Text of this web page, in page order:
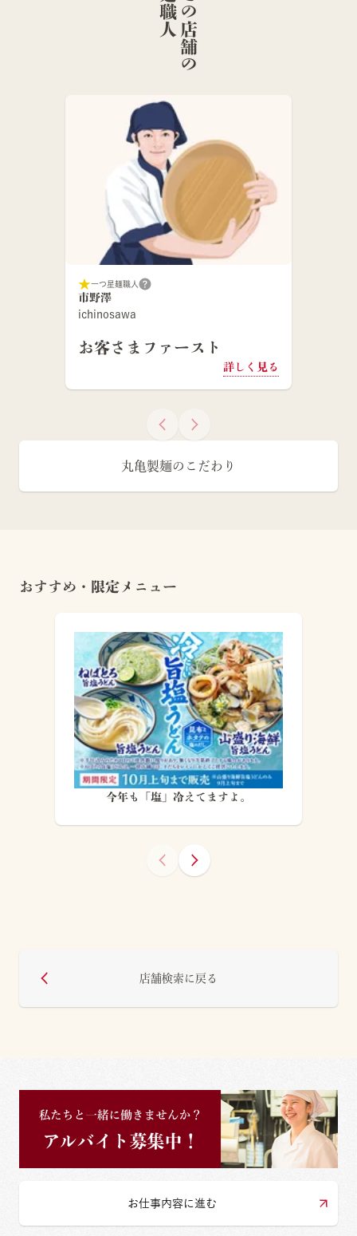
こ
の
店
舗
の
麺
職
人
一つ星麺職人
市野澤
ichinosawa
お客さまファースト
詳しく見る
丸亀製麺のこだわり
おすすめ・限定メニュー
今年も「塩」冷えてますよ。
店舗検索に戻る
お仕事内容に進む